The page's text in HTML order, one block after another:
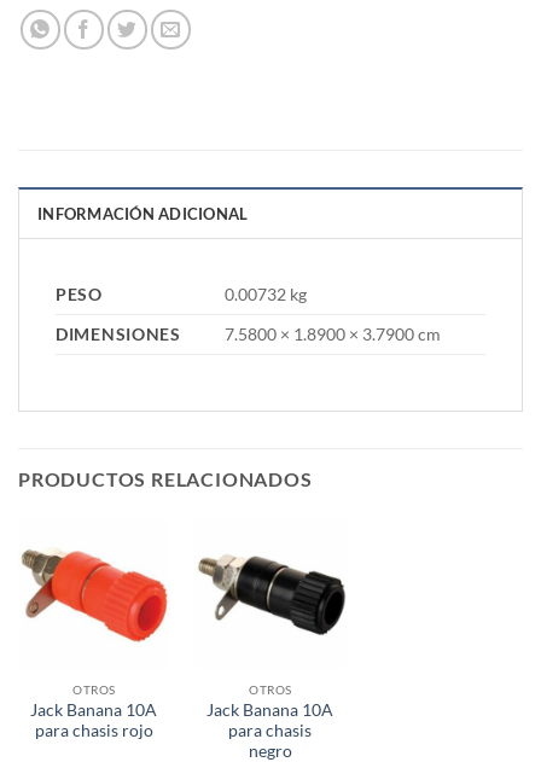
INFORMACIÓN ADICIONAL
PESO
0.00732 kg
DIMENSIONES
7.5800 × 1.8900 × 3.7900 cm
PRODUCTOS RELACIONADOS
OTROS
Jack Banana 10A
para chasis rojo
OTROS
Jack Banana 10A
para chasis
negro